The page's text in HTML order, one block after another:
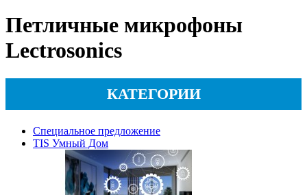
Петличные микрофоны
Lectrosonics
КАТЕГОРИИ
Специальное предложение
TIS Умный Дом